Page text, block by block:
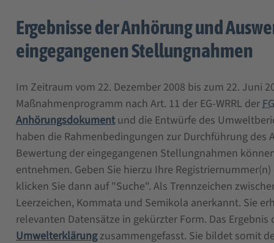
Ergebnisse der Anhörung und
eingegangenen Stellungnahmen
Im Zeitraum vom 22. Dezember 2008 bis zum 22. Juni
Maßnahmenprogramm nach Art. 11 der EG-WRRL der
Anhörungsdokumentund die Entwürfe des
haben die Rahmenbedingungen zur Durchführung des
Bewertung der eingegangenen Stellungnahmen
entnehmen. Geben Sie hierzu Ihre
klicken Sie dann auf "Suche". Als Trennzeichen
Leerzeichen, Kommata und Semikola anerkannt. Sie
relevanten Datensätze in gekürzter Form. Das
Umwelterklärungzusammengefasst. Sie bildet somit